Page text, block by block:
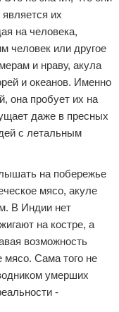
их
на человека,
человек или другое
и нраву, акула
и океанов. Именно
она пробует их на
даже в пресных
с летальным
на побережье
мясо, акуле
В Индии нет
на костре, а
возможность
мясо. Сама того не
умерших
-